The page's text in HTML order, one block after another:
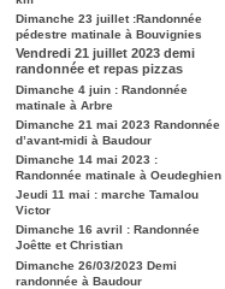
Dimanche 23 juillet :Randonnée
pédestre matinale à Bouvignies
Vendredi 21 juillet 2023 demi
randonnée et repas pizzas
Dimanche 4 juin : Randonnée
matinale à Arbre
Dimanche 21 mai 2023 Randonnée
d’avant-midi à Baudour
Dimanche 14 mai 2023 :
Randonnée matinale à Oeudeghien
Jeudi 11 mai : marche Tamalou
Victor
Dimanche 16 avril : Randonnée
Joêtte et Christian
Dimanche 26/03/2023 Demi
randonnée à Baudour